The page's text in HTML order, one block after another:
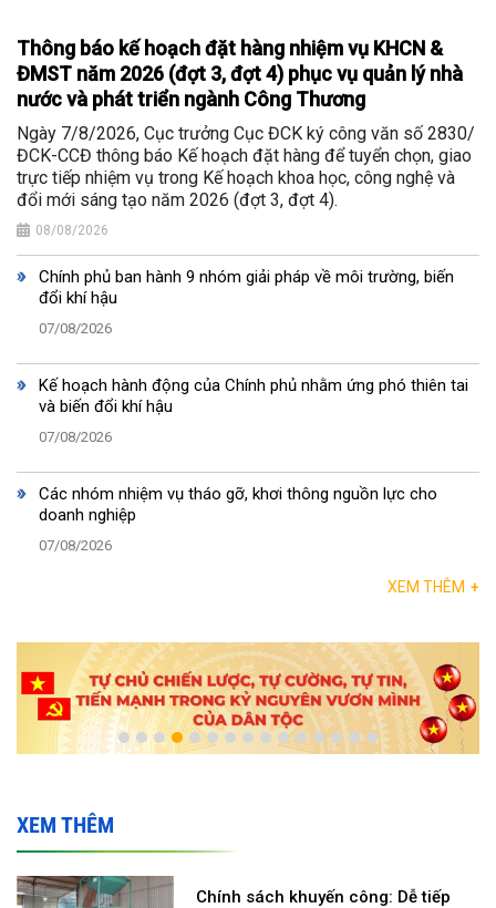
Thông báo kế hoạch đặt hàng nhiệm vụ KHCN &
ĐMST năm 2026 (đợt 3, đợt 4) phục vụ quản lý nhà
nước và phát triển ngành Công Thương
Ngày 7/8/2026, Cục trưởng Cục ĐCK ký công văn số 2830/
ĐCK-CCĐ thông báo Kế hoạch đặt hàng để tuyển chọn, giao
trực tiếp nhiệm vụ trong Kế hoạch khoa học, công nghệ và
đổi mới sáng tạo năm 2026 (đợt 3, đợt 4).
08/08/2026
Chính phủ ban hành 9 nhóm giải pháp về môi trường, biến
đổi khí hậu
07/08/2026
Kế hoạch hành động của Chính phủ nhằm ứng phó thiên tai
và biến đổi khí hậu
07/08/2026
Các nhóm nhiệm vụ tháo gỡ, khơi thông nguồn lực cho
doanh nghiệp
07/08/2026
XEM THÊM +
XEM THÊM
Chính sách khuyến công: Dễ tiếp